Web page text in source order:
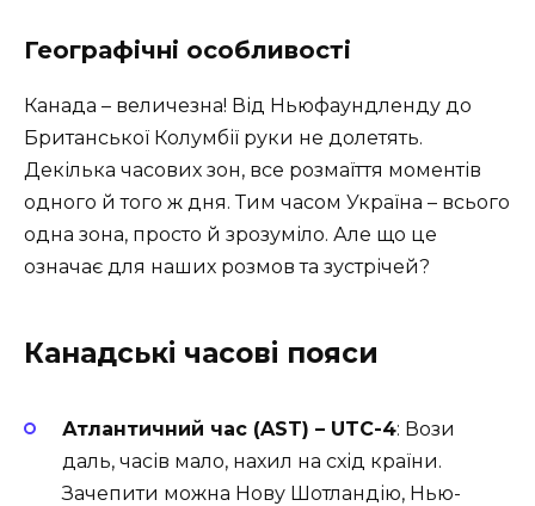
Географічні особливості
Канада – величезна! Від Ньюфаундленду до
Британської Колумбії руки не долетять.
Декілька часових зон, все розмаїття моментів
одного й того ж дня. Тим часом Україна – всього
одна зона, просто й зрозуміло. Але що це
означає для наших розмов та зустрічей?
Канадські часові пояси
Атлантичний час (AST) – UTC-4: Вози
даль, часів мало, нахил на схід країни.
Зачепити можна Нову Шотландію, Нью-